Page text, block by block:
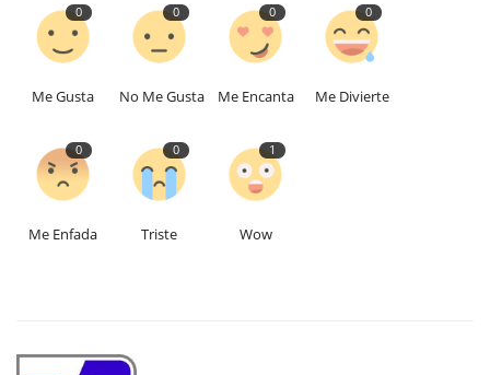
0
Me Gusta
0
No Me Gusta
0
Me Encanta
0
Me Divierte
0
Me Enfada
0
Triste
1
Wow